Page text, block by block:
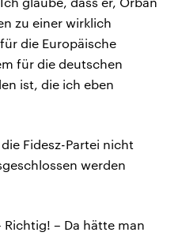
zu einer wirklich
die Europäische
für die deutschen
ist, die ich eben
Fidesz-Partei nicht
werden
Richtig! – Da hätte man